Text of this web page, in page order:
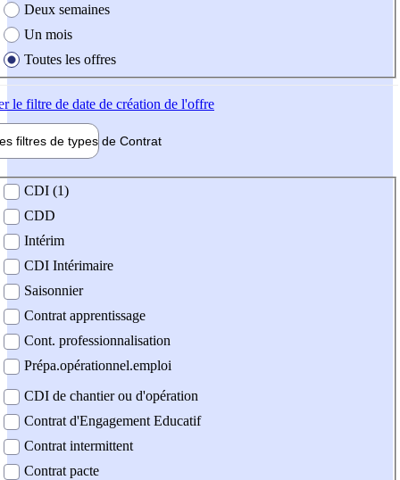
Deux semaines
Un mois
Toutes les offres
le filtre de date de création de l'offre
filtres de types de Contrat
contrat
CDI (1)
CDD
Intérim
CDI Intérimaire
Saisonnier
Contrat apprentissage
Cont. professionnalisation
Prépa.opérationnel.emploi
CDI de chantier ou d'opération
Contrat d'Engagement Educatif
Contrat intermittent
Contrat pacte